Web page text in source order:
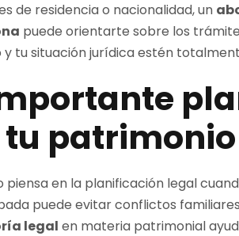
de residencia o nacionalidad, un
puede orientarte sobre los
tu situación jurídica estén
patrimonio
piensa en la planificación legal
puede evitar conflictos
legal en materia patrimonial